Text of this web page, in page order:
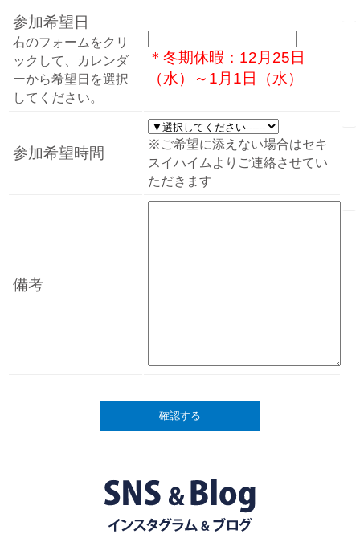
参加希望日
右のフォームをクリ
ックして、カレンダ
ーから希望日を選択
してください。
＊冬期休暇：12月25日
（水）～1月1日（水）
参加希望時間
※ご希望に添えない場合はセキ
スイハイムよりご連絡させてい
ただきます
備考